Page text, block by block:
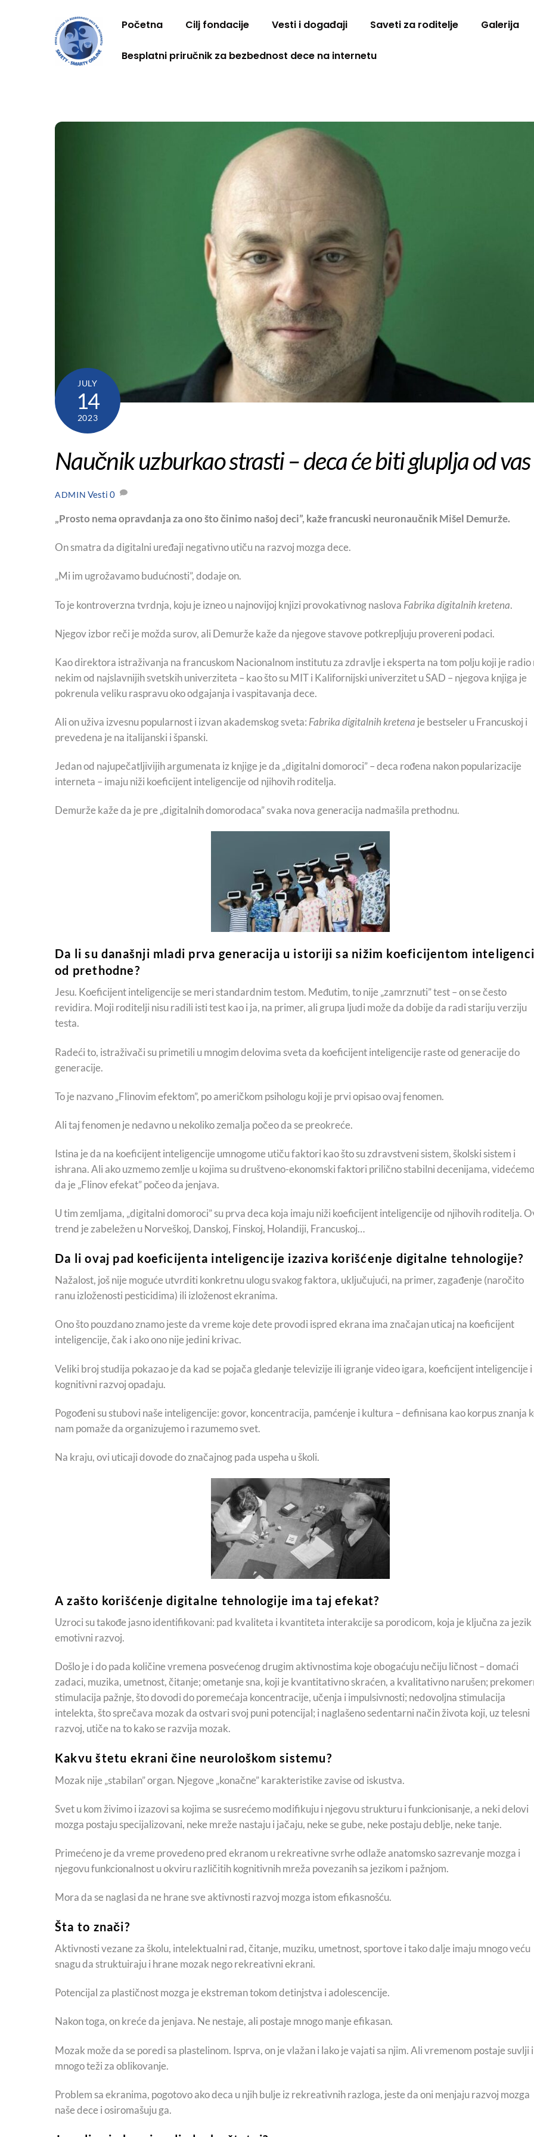
Početna Cilj fondacije Vesti i događaji Saveti za roditelje Galerija
Besplatni priručnik za bezbednost dece na internetu
JULY
14
2023
Naučnik uzburkao strasti – deca će biti gluplja od vas
ADMIN Vesti 0
„Prosto nema opravdanja za ono što činimo našoj deci”, kaže francuski neuronaučnik Mišel Demurže.
On smatra da digitalni uređaji negativno utiču na razvoj mozga dece.
„Mi im ugrožavamo budućnosti”, dodaje on.
To je kontroverzna tvrdnja, koju je izneo u najnovijoj knjizi provokativnog naslova Fabrika digitalnih kretena.
Njegov izbor reči je možda surov, ali Demurže kaže da njegove stavove potkrepljuju provereni podaci.
Kao direktora istraživanja na francuskom Nacionalnom institutu za zdravlje i eksperta na tom polju koji je radio
nekim od najslavnijih svetskih univerziteta – kao što su MIT i Kalifornijski univerzitet u SAD – njegova knjiga je
pokrenula veliku raspravu oko odgajanja i vaspitavanja dece.
Ali on uživa izvesnu popularnost i izvan akademskog sveta: Fabrika digitalnih kretena je bestseler u Francuskoj i
prevedena je na italijanski i španski.
Jedan od najupečatljivijih argumenata iz knjige je da „digitalni domoroci” – deca rođena nakon popularizacije
interneta – imaju niži koeficijent inteligencije od njihovih roditelja.
Demurže kaže da je pre „digitalnih domorodaca” svaka nova generacija nadmašila prethodnu.
Da li su današnji mladi prva generacija u istoriji sa nižim koeficijentom
od prethodne?
Jesu. Koeficijent inteligencije se meri standardnim testom. Međutim, to nije „zamrznuti” test – on se često
revidira. Moji roditelji nisu radili isti test kao i ja, na primer, ali grupa ljudi može da dobije da radi stariju verziju
testa.
Radeći to, istraživači su primetili u mnogim delovima sveta da koeficijent inteligencije raste od generacije do
generacije.
To je nazvano „Flinovim efektom”, po američkom psihologu koji je prvi opisao ovaj fenomen.
Ali taj fenomen je nedavno u nekoliko zemalja počeo da se preokreće.
Istina je da na koeficijent inteligencije umnogome utiču faktori kao što su zdravstveni sistem, školski sistem i
ishrana. Ali ako uzmemo zemlje u kojima su društveno-ekonomski faktori prilično stabilni decenijama, videćemo
da je „Flinov efekat” počeo da jenjava.
U tim zemljama, „digitalni domoroci” su prva deca koja imaju niži koeficijent inteligencije od njihovih roditelja.
trend je zabeležen u Norveškoj, Danskoj, Finskoj, Holandiji, Francuskoj…
Da li ovaj pad koeficijenta inteligencije izaziva korišćenje digitalne tehnologije?
Nažalost, još nije moguće utvrditi konkretnu ulogu svakog faktora, uključujući, na primer, zagađenje (naročito
ranu izloženosti pesticidima) ili izloženost ekranima.
Ono što pouzdano znamo jeste da vreme koje dete provodi ispred ekrana ima značajan uticaj na koeficijent
inteligencije, čak i ako ono nije jedini krivac.
Veliki broj studija pokazao je da kad se pojača gledanje televizije ili igranje video igara, koeficijent inteligencije i
kognitivni razvoj opadaju.
Pogođeni su stubovi naše inteligencije: govor, koncentracija, pamćenje i kultura – definisana kao korpus znanja
nam pomaže da organizujemo i razumemo svet.
Na kraju, ovi uticaji dovode do značajnog pada uspeha u školi.
A zašto korišćenje digitalne tehnologije ima taj efekat?
Uzroci su takođe jasno identifikovani: pad kvaliteta i kvantiteta interakcije sa porodicom, koja je ključna za jezik
emotivni razvoj.
Došlo je i do pada količine vremena posvećenog drugim aktivnostima koje obogaćuju nečiju ličnost – domaći
zadaci, muzika, umetnost, čitanje; ometanje sna, koji je kvantitativno skraćen, a kvalitativno narušen;
stimulacija pažnje, što dovodi do poremećaja koncentracije, učenja i impulsivnosti; nedovoljna stimulacija
intelekta, što sprečava mozak da ostvari svoj puni potencijal; i naglašeno sedentarni način života koji, uz telesni
razvoj, utiče na to kako se razvija mozak.
Kakvu štetu ekrani čine neurološkom sistemu?
Mozak nije „stabilan” organ. Njegove „konačne” karakteristike zavise od iskustva.
Svet u kom živimo i izazovi sa kojima se susrećemo modifikuju i njegovu strukturu i funkcionisanje, a neki delovi
mozga postaju specijalizovani, neke mreže nastaju i jačaju, neke se gube, neke postaju deblje, neke tanje.
Primećeno je da vreme provedeno pred ekranom u rekreativne svrhe odlaže anatomsko sazrevanje mozga i
njegovu funkcionalnost u okviru različitih kognitivnih mreža povezanih sa jezikom i pažnjom.
Mora da se naglasi da ne hrane sve aktivnosti razvoj mozga istom efikasnošću.
Šta to znači?
Aktivnosti vezane za školu, intelektualni rad, čitanje, muziku, umetnost, sportove i tako dalje imaju mnogo veću
snagu da struktuiraju i hrane mozak nego rekreativni ekrani.
Potencijal za plastičnost mozga je ekstreman tokom detinjstva i adolescencije.
Nakon toga, on kreće da jenjava. Ne nestaje, ali postaje mnogo manje efikasan.
Mozak može da se poredi sa plastelinom. Isprva, on je vlažan i lako je vajati sa njim. Ali vremenom postaje suvlji i
mnogo teži za oblikovanje.
Problem sa ekranima, pogotovo ako deca u njih bulje iz rekreativnih razloga, jeste da oni menjaju razvoj mozga
naše dece i osiromašuju ga.